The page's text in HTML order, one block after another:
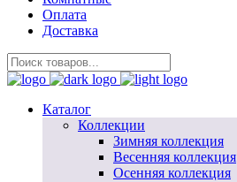
Оплата
Доставка
Каталог
Коллекции
Зимняя коллекция
Весенняя коллекция
Осенняя коллекция